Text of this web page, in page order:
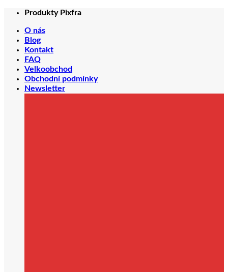
Přeskočit
obsah
Produkty Pixfra
O nás
Blog
Kontakt
FAQ
Velkoobchod
Obchodní podmínky
Newsletter